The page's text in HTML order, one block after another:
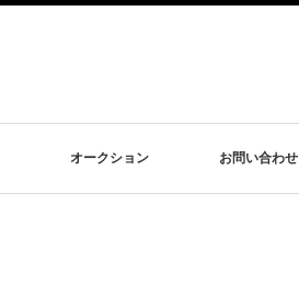
オークション お問い合わせ